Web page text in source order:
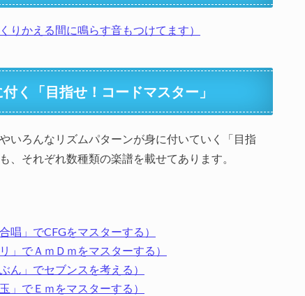
りかえる間に鳴らす音もつけてます）
く「目指せ！コードマスター」
いろんなリズムパターンが身に付いていく「目指
それぞれ数種類の楽譜を載せてあります。
唱」でCFGをマスターする）
」でＡｍＤｍをマスターする）
ん」でセブンスを考える）
」でＥｍをマスターする）